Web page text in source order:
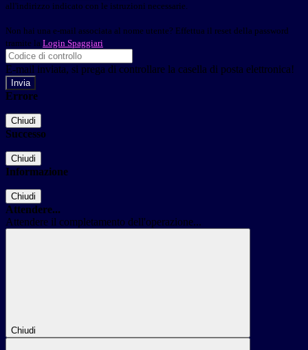
all'indirizzo indicato con le istruzioni necessarie.
Non hai una e-mail associata al nome utente? Effettua il reset della password
tramite la Login Spaggiari
E-mail inviata, si prega di controllare la casella di posta elettronica!
Errore
Chiudi
Successo
Chiudi
Informazione
Chiudi
Attendere...
Attendere il completamento dell'operazione...
Chiudi